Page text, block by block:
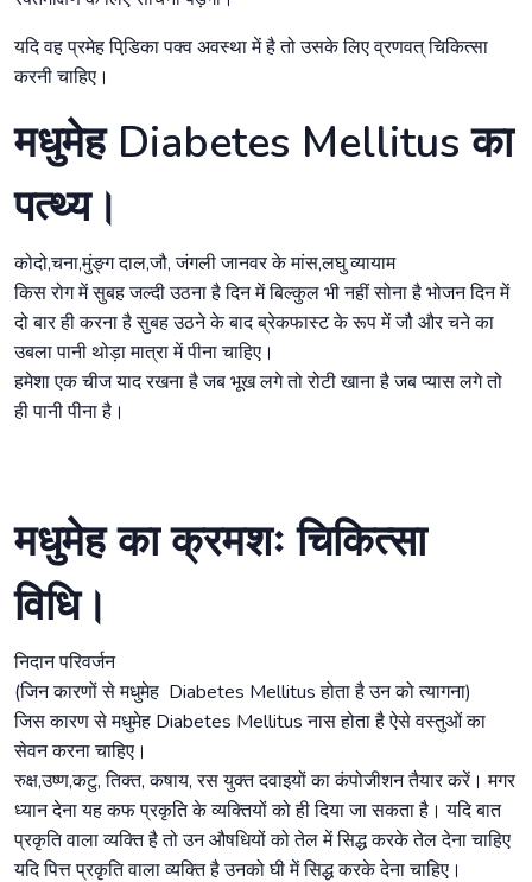
यदि वह प्रमेह पिडि़का पक्व अवस्था में है तो उसके लिए व्रणवत् चिकित्सा
करनी चाहिए।
मधुमेह Diabetes Mellitus का
पत्थ्य।
कोदो,चना,मुंङ्ग दाल,जौ, जंगली जानवर के मांस,लघु व्यायाम
किस रोग में सुबह जल्दी उठना है दिन में बिल्कुल भी नहीं सोना है भोजन दिन में
दो बार ही करना है सुबह उठने के बाद ब्रेकफास्ट के रूप में जौ और चने का
उबला पानी थोड़ा मात्रा में पीना चाहिए।
हमेशा एक चीज याद रखना है जब भूख लगे तो रोटी खाना है जब प्यास लगे तो
ही पानी पीना है।
मधुमेह का क्रमशः चिकित्सा
विधि।
निदान परिवर्जन
(जिन कारणों से मधुमेह Diabetes Mellitus होता है उन को त्यागना)
जिस कारण से मधुमेह Diabetes Mellitus नास होता है ऐसे वस्तुओं का
सेवन करना चाहिए।
रुक्ष,उष्ण,कटु, तिक्त, कषाय, रस युक्त दवाइयों का कंपोजीशन तैयार करें। मगर
ध्यान देना यह कफ प्रकृति के व्यक्तियों को ही दिया जा सकता है। यदि बात
प्रकृति वाला व्यक्ति है तो उन औषधियों को तेल में सिद्ध करके तेल देना चाहिए
यदि पित्त प्रकृति वाला व्यक्ति है उनको घी में सिद्ध करके देना चाहिए।